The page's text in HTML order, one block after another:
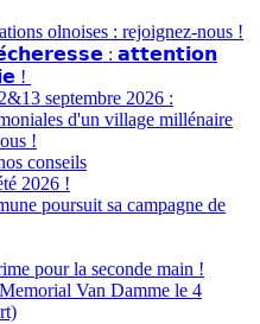
olnoises : rejoignez-nous !
: 𝗮𝘁𝘁𝗲𝗻𝘁𝗶𝗼𝗻
!
septembre 2026 :
d'un village millénaire
!
conseils
2026 !
poursuit sa campagne de
pour la seconde main !
Van Damme le 4